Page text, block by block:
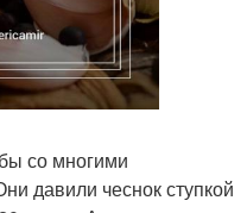
со многими
давили чеснок ступкой